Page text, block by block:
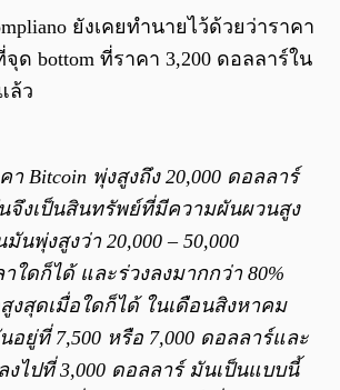
ยังเคยทำนายไว้ด้วยว่าราคา
จุด bottom ที่ราคา 3,200 ดอลลาร์ใน
ล้ว
า Bitcoin พุ่งสูงถึง 20,000 ดอลลาร์
จึงเป็นสินทรัพย์ที่มีความผันผวนสูง
นพุ่งสูงว่า 20,000 – 50,000
ใดก็ได้ และร่วงลงมากกว่า 80%
งสุดเมื่อใดก็ได้ ในเดือนสิงหาคม
อยู่ที่ 7,500 หรือ 7,000 ดอลลาร์และ
งไปที่ 3,000 ดอลลาร์ มันเป็นแบบนี้